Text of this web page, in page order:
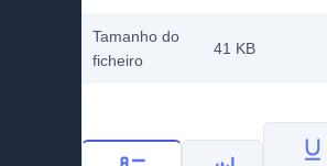
Tamanho do
ficheiro
41 KB